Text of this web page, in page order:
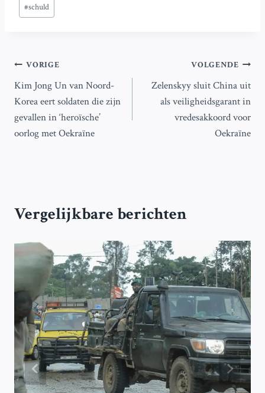
#schuld
Bericht
navigatie
VORIGE
Kim Jong Un van Noord-
Korea eert soldaten die zijn
gevallen in ‘heroïsche’
oorlog met Oekraïne
VOLGENDE
Zelenskyy sluit China uit
als veiligheidsgarant in
vredesakkoord voor
Oekraïne
Vergelijkbare berichten